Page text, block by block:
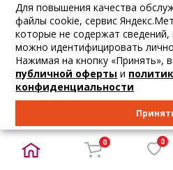
НОВИНКА
Для повышения качества
файлы cookie, сервис
которые не содержат
можно идентифицировать
Нажимая на кнопку «Принять»,
публичной оферты и
конфиденциальности
0 0